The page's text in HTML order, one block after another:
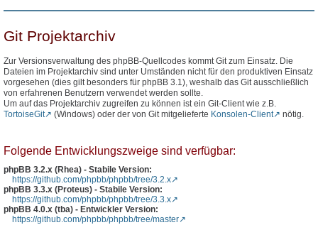
Git Projektarchiv
Zur Versionsverwaltung des phpBB-Quellcodes kommt Git zum Einsatz. Die
Dateien im Projektarchiv sind unter Umständen nicht für den produktiven Einsatz
vorgesehen (dies gilt besonders für phpBB 3.1), weshalb das Git ausschließlich
von erfahrenen Benutzern verwendet werden sollte.
Um auf das Projektarchiv zugreifen zu können ist ein Git-Client wie z.B.
TortoiseGit
(Windows) oder der von Git mitgelieferte Konsolen-Client nötig.
Folgende Entwicklungszweige sind verfügbar:
phpBB 3.2.x (Rhea) - Stabile Version:
https://github.com/phpbb/phpbb/tree/3.2.x
phpBB 3.3.x (Proteus) - Stabile Version:
https://github.com/phpbb/phpbb/tree/3.3.x
phpBB 4.0.x (tba) - Entwickler Version:
https://github.com/phpbb/phpbb/tree/master